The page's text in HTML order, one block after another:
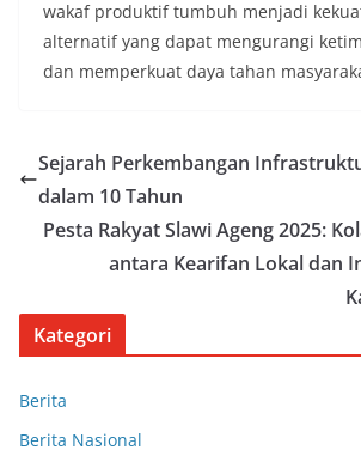
wakaf produktif tumbuh menjadi
alternatif yang dapat mengurangi
dan memperkuat daya tahan
Sejarah Perkembangan
dalam 10 Tahun
Pesta Rakyat Slawi Ageng 2025:
antara Kearifan Lokal dan
Kategori
Berita
Berita Nasional